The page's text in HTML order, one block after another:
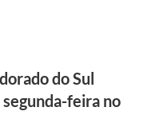
do Sul
feira no